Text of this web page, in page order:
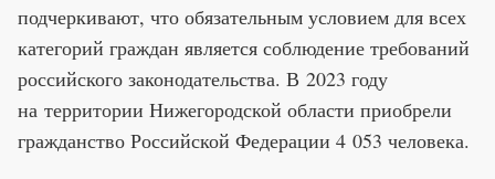
подчеркивают, что обязательным условием для всех
категорий граждан является соблюдение требований
российского законодательства. В 2023 году
на территории Нижегородской области приобрели
гражданство Российской Федерации 4 053 человека.